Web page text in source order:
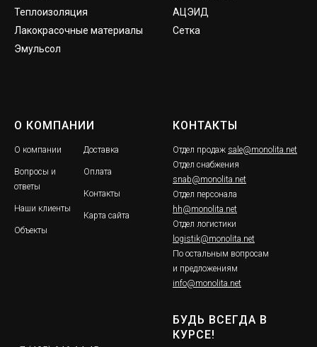
Теплоизоляция
Лакокрасочные материалы
Эмульсол
АЦЭИД
Сетка
О КОМПАНИИ
О компании
Вопросы и
ответы
Наши клиенты
Объекты
Доставка
Оплата
Контакты
Карта сайта
КОНТАКТЫ
Отдел продаж sale@monolita.net
Отдел снабжения
snab@monolita.net
Отдел персонала
hh@monolita.net
Отдел логистики
logistik@monolita.net
По остальным вопросам
и предложениям
info@monolita.net
БУДЬ ВСЕГДА В
КУРСЕ!